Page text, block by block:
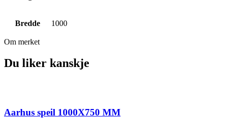
Bredde 1000
Om merket
Du liker kanskje
Aarhus speil 1000X750 MM